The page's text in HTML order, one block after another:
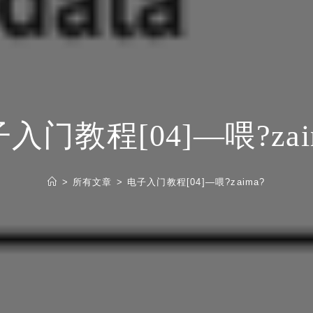
入门教程[04]—喂
> 所有文章 > 电子入门教程[04]—喂?zaima?